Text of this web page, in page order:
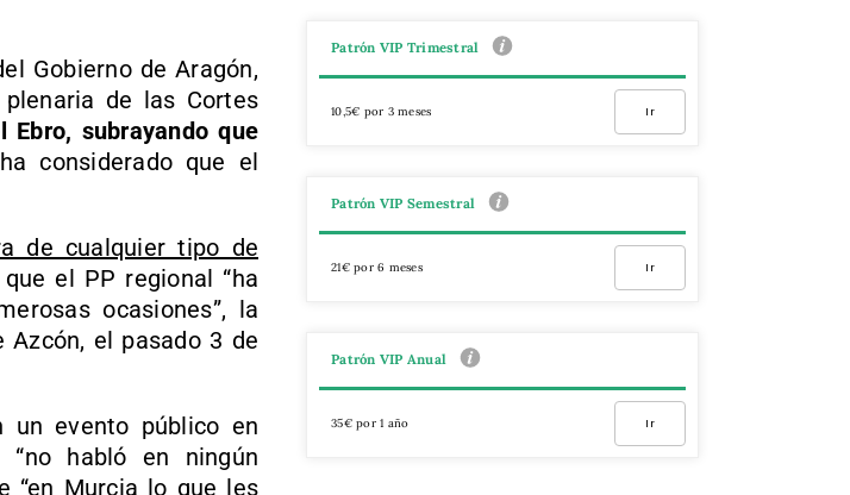
Gobierno de Aragón,
de las Cortes
subrayando que
considerado que el
de cualquier tipo de
el PP regional “ha
ocasiones”, la
el pasado 3 de
un evento público en
“no habló en ningún
“en Murcia lo que les
Patrón VIP Trimestral
10,5€ por 3 meses Ir
Patrón VIP Semestral
21€ por 6 meses Ir
Patrón VIP Anual
35€ por 1 año Ir